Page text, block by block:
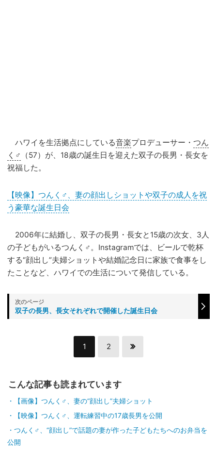
ハワイを生活拠点にしている音楽プロデューサー・ つん
く♂
（57）が、18歳の誕生日を迎えた双子の長男・長女を
祝福した。
【映像】つんく♂、妻の顔出しショットや双子の成人を祝
う豪華な誕生日会
2006年に結婚し、双子の長男・長女と15歳の次女、3人
の子どもがいるつんく♂。Instagramでは、ビールで乾杯
する“顔出し”夫婦ショットや結婚記念日に家族で食事をし
たことなど、ハワイでの生活について発信している。
双子の長男、長女それぞれで開催した誕生日会
1 2
こんな記事も読まれています
【画像】つんく♂、妻の“顔出し”夫婦ショット
【映像】つんく♂、運転練習中の17歳長男を公開
つんく♂、“顔出し”で話題の妻が作った子どもたちへのお弁当を
公開